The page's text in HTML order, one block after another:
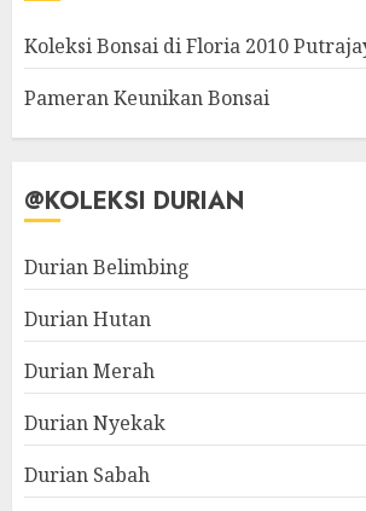
Koleksi Bonsai di Floria 2010
Pameran Keunikan Bonsai
@KOLEKSI DURIAN
Durian Belimbing
Durian Hutan
Durian Merah
Durian Nyekak
Durian Sabah